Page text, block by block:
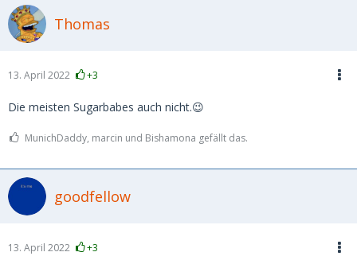
Thomas
13. April 2022 +3
Die meisten Sugarbabes auch nicht.😉
MunichDaddy, marcin und Bishamona gefällt das.
goodfellow
13. April 2022 +3